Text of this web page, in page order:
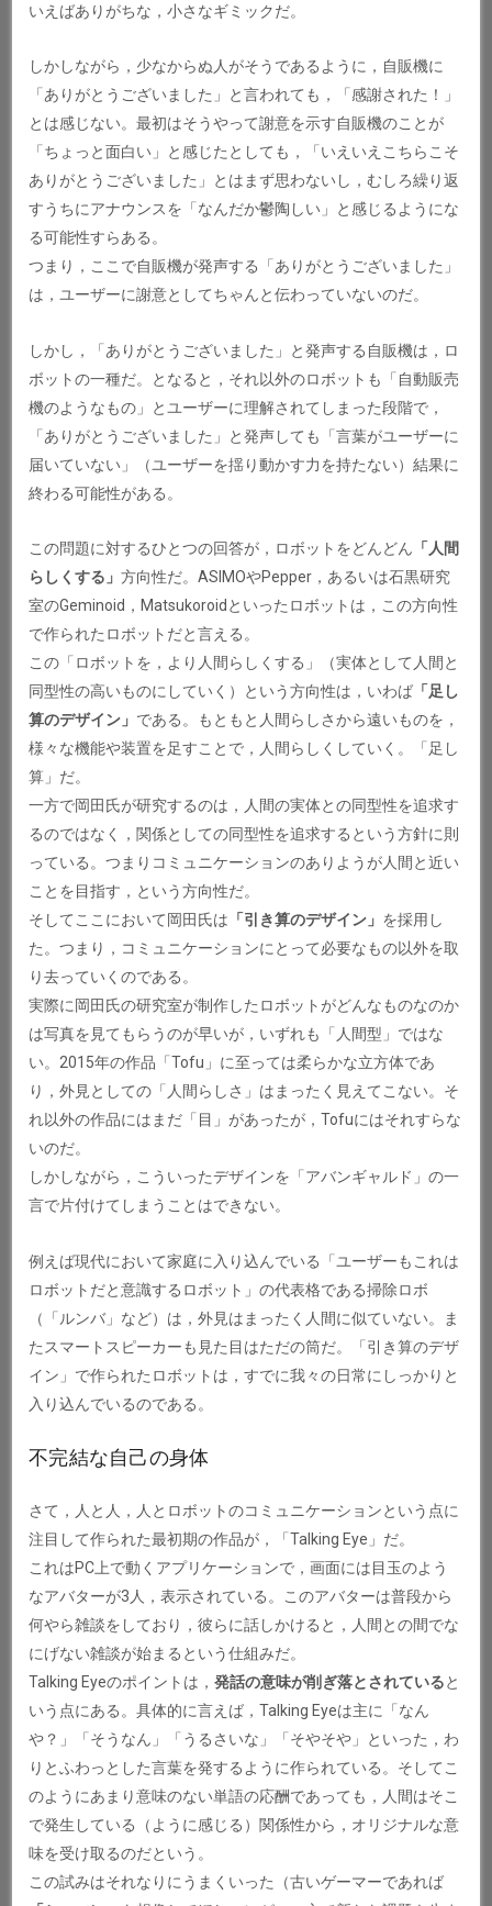
いえばありがちな，小さなギミックだ。
しかしながら，少なからぬ人がそうであるように，自販機に
「ありがとうございました」と言われても，「感謝された！」
とは感じない。最初はそうやって謝意を示す自販機のことが
「ちょっと面白い」と感じたとしても，「いえいえこちらこそ
ありがとうございました」とはまず思わないし，むしろ繰り返
すうちにアナウンスを「なんだか鬱陶しい」と感じるようにな
る可能性すらある。
つまり，ここで自販機が発声する「ありがとうございました」
は，ユーザーに謝意としてちゃんと伝わっていないのだ。
しかし，「ありがとうございました」と発声する自販機は，ロ
ボットの一種だ。となると，それ以外のロボットも「自動販売
機のようなもの」とユーザーに理解されてしまった段階で，
「ありがとうございました」と発声しても「言葉がユーザーに
届いていない」（ユーザーを揺り動かす力を持たない）結果に
終わる可能性がある。
この問題に対するひとつの回答が，ロボットをどんどん 「人間
らしくする」方向性だ。ASIMOやPepper，あるいは石黒研究
室のGeminoid，Matsukoroidといったロボットは，この方向性
で作られたロボットだと言える。
この「ロボットを，より人間らしくする」（実体として人間と
同型性の高いものにしていく）という方向性は，いわば 「足し
算のデザイン」 である。もともと人間らしさから遠いものを，
様々な機能や装置を足すことで，人間らしくしていく。「足し
算」だ。
一方で岡田氏が研究するのは，人間の実体との同型性を追求す
るのではなく，関係としての同型性を追求するという方針に則
っている。つまりコミュニケーションのありようが人間と近い
ことを目指す，という方向性だ。
そしてここにおいて岡田氏は 「引き算のデザイン」 を採用し
た。つまり，コミュニケーションにとって必要なもの以外を取
り去っていくのである。
実際に岡田氏の研究室が制作したロボットがどんなものなのか
は写真を見てもらうのが早いが，いずれも「人間型」ではな
い。2015年の作品「Tofu」に至っては柔らかな立方体であ
り，外見としての「人間らしさ」はまったく見えてこない。そ
れ以外の作品にはまだ「目」があったが，Tofuにはそれすらな
いのだ。
しかしながら，こういったデザインを「アバンギャルド」の一
言で片付けてしまうことはできない。
例えば現代において家庭に入り込んでいる「ユーザーもこれは
ロボットだと意識するロボット」の代表格である掃除ロボ
（「ルンバ」など）は，外見はまったく人間に似ていない。ま
たスマートスピーカーも見た目はただの筒だ。「引き算のデザ
イン」で作られたロボットは，すでに我々の日常にしっかりと
入り込んでいるのである。
不完結な自己の身体
さて，人と人，人とロボットのコミュニケーションという点に
注目して作られた最初期の作品が，「Talking Eye」だ。
これはPC上で動くアプリケーションで，画面には目玉のよう
なアバターが3人，表示されている。このアバターは普段から
何やら雑談をしており，彼らに話しかけると，人間との間でな
にげない雑談が始まるという仕組みだ。
Talking Eyeのポイントは，発話の意味が削ぎ落とされていると
いう点にある。具体的に言えば，Talking Eyeは主に「なん
や？」「そうなん」「うるさいな」「そやそや」といった，わ
りとふわっとした言葉を発するように作られている。そしてこ
のようにあまり意味のない単語の応酬であっても，人間はそこ
で発生している（ように感じる）関係性から，オリジナルな意
味を受け取るのだという。
この試みはそれなりにうまくいった（古いゲーマーであれば